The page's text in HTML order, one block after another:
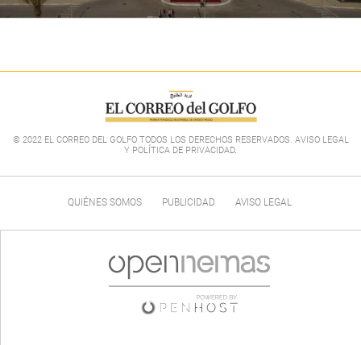
© 2022 EL CORREO DEL GOLFO TODOS LOS DERECHOS RESERVADOS. AVISO LEGAL
Y POLÍTICA DE PRIVACIDAD.
QUIÉNES SOMOS PUBLICIDAD AVISO LEGAL